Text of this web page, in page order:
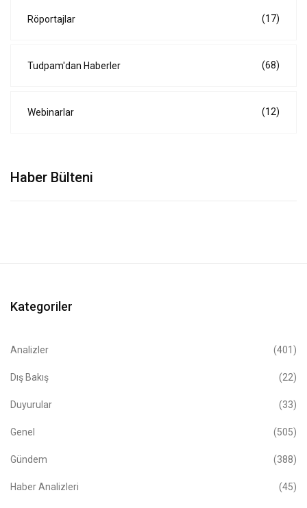
Röportajlar (17)
Tudpam'dan Haberler (68)
Webinarlar (12)
Haber Bülteni
Kategoriler
Analizler (401)
Dış Bakış (22)
Duyurular (33)
Genel (505)
Gündem (388)
Haber Analizleri (45)